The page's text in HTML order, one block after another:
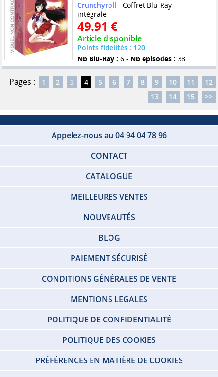
Crunchyroll - Coffret Blu-Ray -
intégrale
49.91 €
Article disponible
Points fidelités : 120
Nb Blu-Ray : 6 - Nb épisodes : 38
Pages : 1 2 3 4 5 6 7 8 9 10 11
12
13
14 15 >>
Appelez-nous au 04 94 04 78 96
CONTACT
CATALOGUE
MEILLEURES VENTES
NOUVEAUTÉS
BLOG
PAIEMENT SÉCURISÉ
CONDITIONS GÉNÉRALES DE VENTE
MENTIONS LEGALES
POLITIQUE DE CONFIDENTIALITÉ
POLITIQUE DES COOKIES
PRÉFÉRENCES EN MATIÈRE DE COOKIES